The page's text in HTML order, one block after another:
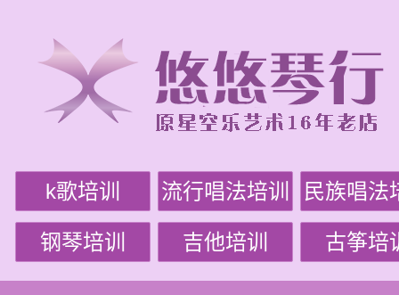
k歌培训 流行唱法培训 民族唱法
钢琴培训 吉他培训 古筝培